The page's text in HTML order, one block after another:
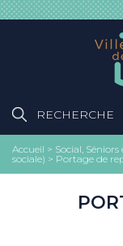
RECHERCHE
Accueil > Social,
sociale) > Portage de